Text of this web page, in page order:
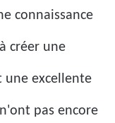
connaissance
créer une
une excellente
pas encore